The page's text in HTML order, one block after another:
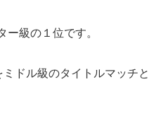
ー級の１位です。
ドル級のタイトルマッチと